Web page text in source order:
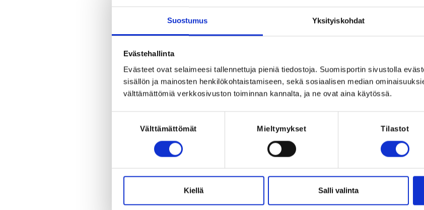
Suostumus Yksityiskohdat
Evästehallinta
Evästeet ovat selaimeesi tallennettuja pieniä tiedostoja. Suomisportin sivustolla
sisällön ja mainosten henkilökohtaistamiseen, sekä sosiaalisen median
välttämättömiä verkkosivuston toiminnan kannalta, ja ne ovat aina käytössä.
Välttämättömät Mieltymykset Tilastot
Kiellä Salli valinta
Helsinki
REGISTRATION PERIOD
ADDITIONAL INFORMATION
Katja Kyckling
katja.kyckling@olympiakomitea.fi
Suomisport on koko urheiluyhteisön oma digitaalinen palvelu
helpottamaan seura-arkea.
Palvelussa hoituvat mm.:
- Tapahtumailmoittautumiset ja -maksut
ja PALJON MUUTA!